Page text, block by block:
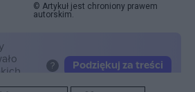
© Artykuł jest chroniony prawem
autorskim.